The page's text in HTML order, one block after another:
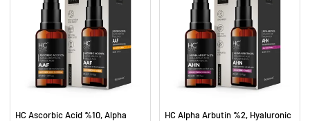
HC Ascorbic Acid %10, Alpha
HC Alpha Arbutin %2, Hyaluronic